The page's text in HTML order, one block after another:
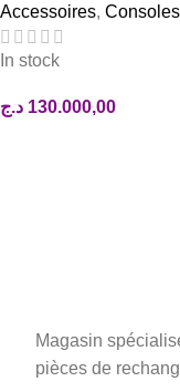
Accessoires,
In stock
130.000,00 د.ج
Magasin
pièces de